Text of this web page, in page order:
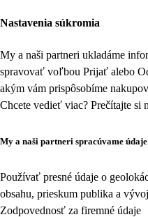
Nastavenia súkromia
My a naši partneri ukladáme
spravovať voľbou Prijať alebo
akým vám prispôsobíme
Chcete vedieť viac? Prečítajte si
My a naši partneri spracúvame
Používať presné údaje o
obsahu, prieskum publika a
Zodpovednosť za firemné údaje